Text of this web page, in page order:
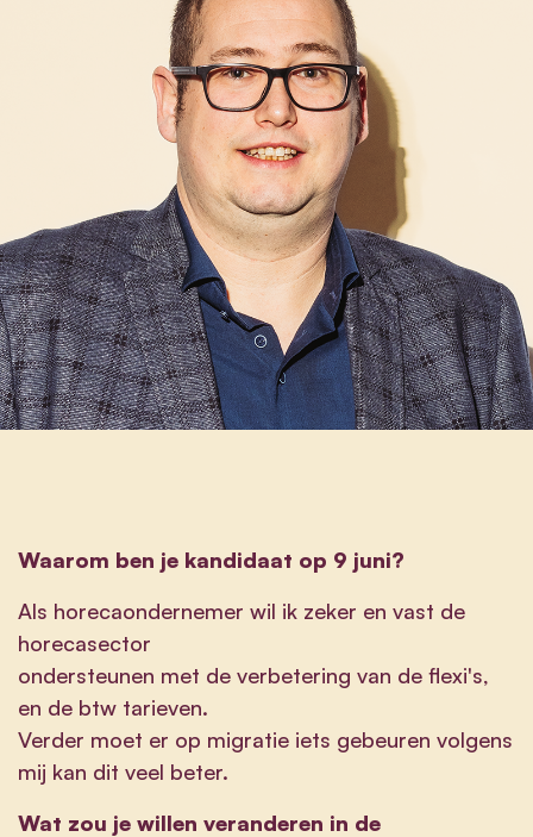
Waarom ben je kandidaat op 9 juni?
Als horecaondernemer wil ik zeker en vast de
horecasector
ondersteunen met de verbetering van de flexi's,
en de btw tarieven.
Verder moet er op migratie iets gebeuren volgens
mij kan dit veel beter.
Wat zou je willen veranderen in de